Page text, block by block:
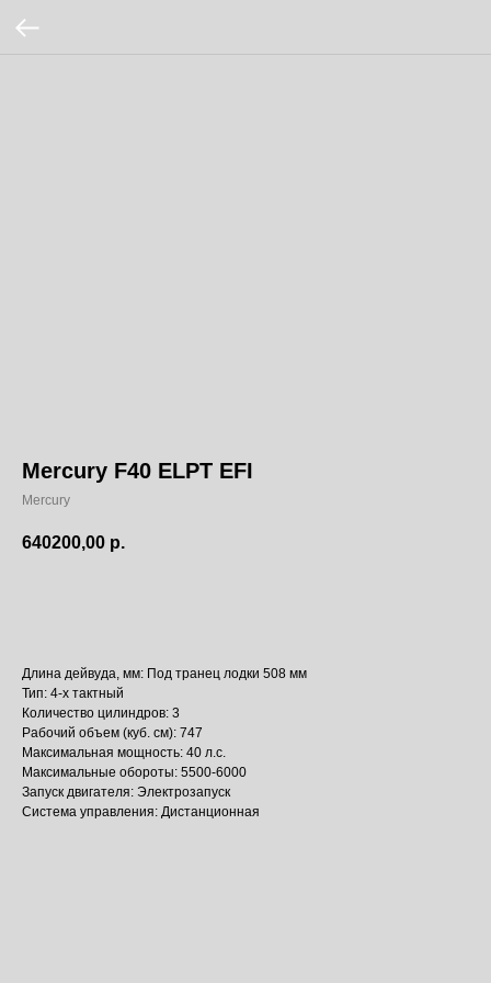
Mercury F40 ELPT EFI
Mercury
640200,00 р.
Длина дейвуда, мм: Под транец лодки 508 мм
Тип: 4-х тактный
Количество цилиндров: 3
Рабочий объем (куб. см): 747
Максимальная мощность: 40 л.с.
Максимальные обороты: 5500-6000
Запуск двигателя: Электрозапуск
Система управления: Дистанционная